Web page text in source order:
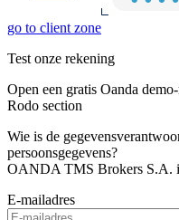
go to client zone
Test onze rekening
Open een gratis Oanda
Rodo section
Wie is de
persoonsgegevens?
OANDA TMS Brokers S.A.
E-mailadres